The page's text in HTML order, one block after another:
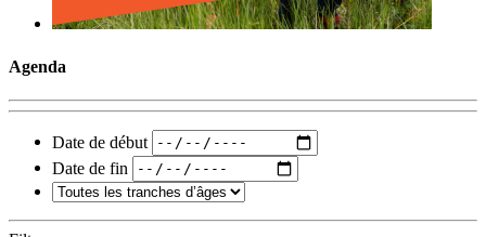
Agenda
Date de début
Date de fin